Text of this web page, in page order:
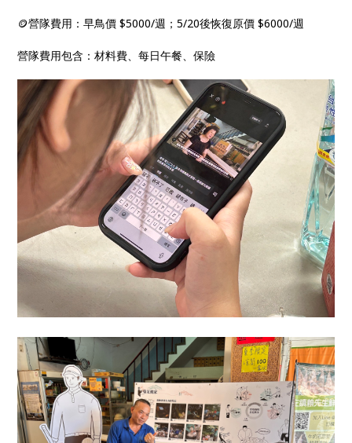
🪙營隊費用：早鳥價 $5000/週；5/20後恢復原價 $6000/週
營隊費用包含：材料費、每日午餐、保險